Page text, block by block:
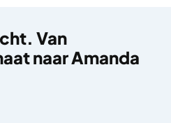
Van
naar Amanda